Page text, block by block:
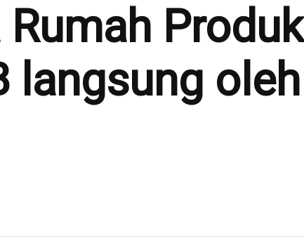
Produk
langsung oleh